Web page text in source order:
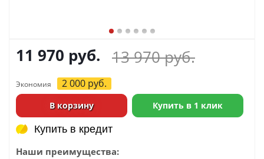
11 970 руб. 13 970руб.
Экономия 2 000 руб.
В корзину Купить в 1 клик
Купить в кредит
Купить в кредит
Наши преимущества: